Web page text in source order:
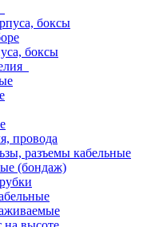
боксы
боксы
провода
разъемы кабельные
(бондаж)